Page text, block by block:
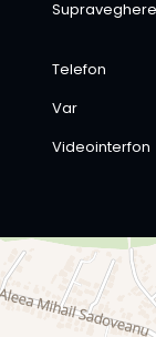
Telefon
Var
Videointerfon